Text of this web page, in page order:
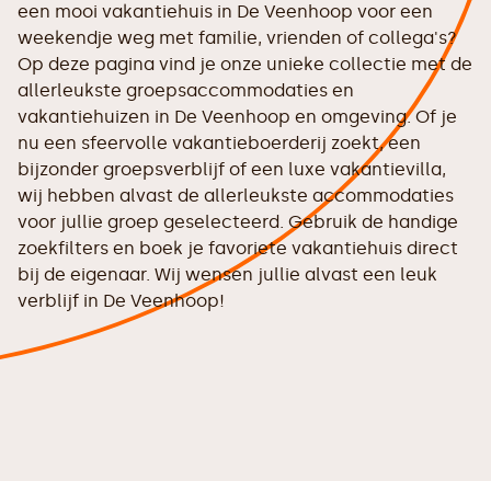
een mooi vakantiehuis in De Veenhoop voor een
weekendje weg met familie, vrienden of collega's?
Op deze pagina vind je onze unieke collectie met de
allerleukste groepsaccommodaties en
vakantiehuizen in De Veenhoop en omgeving. Of je
nu een sfeervolle vakantieboerderij zoekt, een
bijzonder groepsverblijf of een luxe vakantievilla,
wij hebben alvast de allerleukste accommodaties
voor jullie groep geselecteerd. Gebruik de handige
zoekfilters en boek je favoriete vakantiehuis direct
bij de eigenaar. Wij wensen jullie alvast een leuk
verblijf in De Veenhoop!